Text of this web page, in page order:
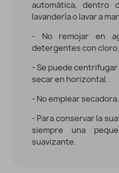
automática, dentro
lavandería o lavar a
- No remojar en
detergentes con cloro.
- Se puede
secar en horizontal.
- No emplear secadora.
- Para conservar la
siempre una
suavizante.